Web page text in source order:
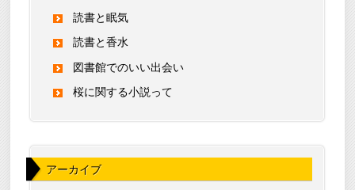
読書と眠気
読書と香水
図書館でのいい出会い
桜に関する小説って
アーカイブ